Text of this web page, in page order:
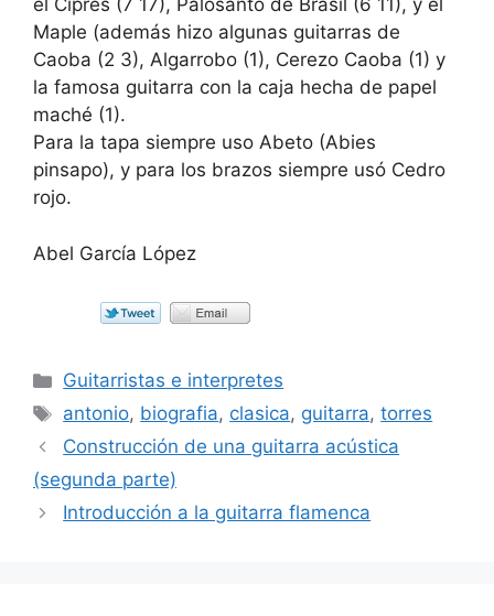
el Ciprés (7 17), Palosanto de Brasil (6 11), y el
Maple (además hizo algunas guitarras de
Caoba (2 3), Algarrobo (1), Cerezo Caoba (1) y
la famosa guitarra con la caja hecha de papel
maché (1).
Para la tapa siempre uso Abeto (Abies
pinsapo), y para los brazos siempre usó Cedro
rojo.
Abel García López
Categorías
Guitarristas e interpretes
Etiquetas
antonio, biografia, clasica, guitarra,torres
Construcción de una guitarra acústica
(segunda parte)
Introducción a la guitarra flamenca